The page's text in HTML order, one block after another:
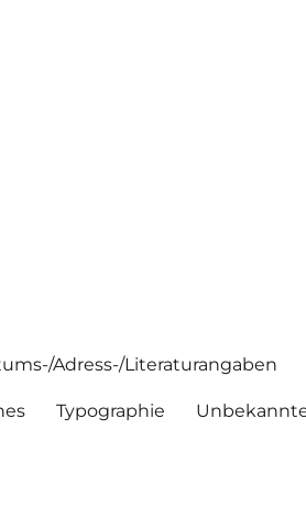
Adress-/Literaturangaben
Typographie